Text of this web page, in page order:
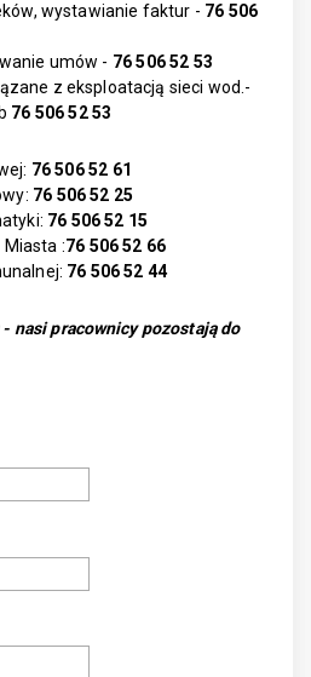
wystawianie faktur - 76 506
umów - 76 506 52 53
z eksploatacją sieci wod.-
76 506 52 53
76 506 52 61
76 506 52 25
76 506 52 15
Miasta :76 506 52 66
76 506 52 44
nasi pracownicy pozostają do